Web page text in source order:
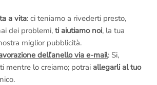
a vita: ci teniamo a rivederti presto,
dei problemi, ti aiutiamo noi, la tua
miglior pubblicità.
dell’anello via e-mail: Si,
mentre lo creiamo; potrai allegarli al tuo